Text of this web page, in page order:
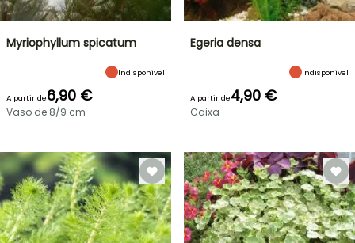
Myriophyllum spicatum
Indisponível
A partir de6,90 €
Vaso de 8/9 cm
Egeria densa
Indisponível
A partir de4,90 €
Caixa